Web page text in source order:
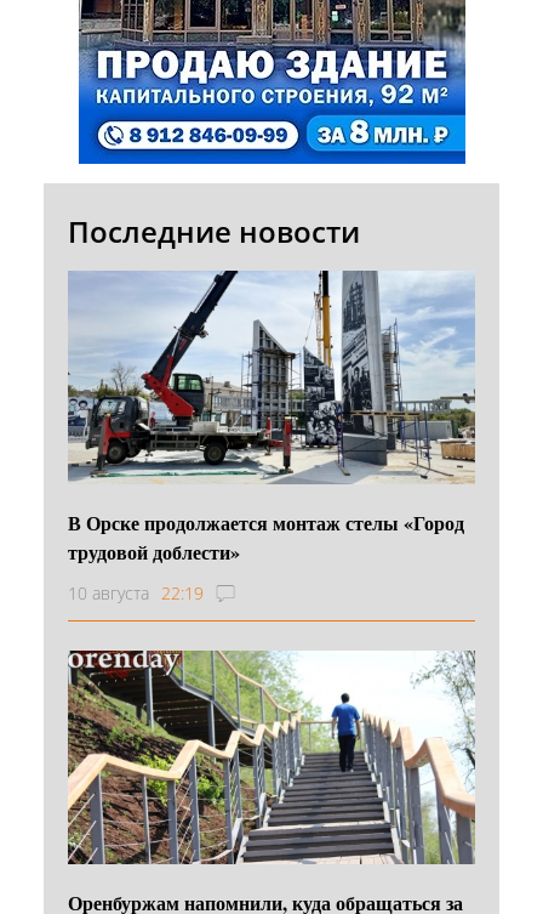
Последние новости
В Орске продолжается монтаж стелы «Город
трудовой доблести»
10 августа 22:19
Оренбуржам напомнили, куда обращаться за